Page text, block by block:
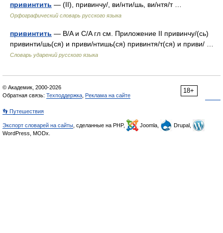
привинтить — (II), привинчу/, ви/нти/шь, ви/нтя/т …
Орфографический словарь русского языка
привинтить — B/A и C/A гл см. Приложение II привинчу/(сь)
привинти/шь(ся) и приви/нтишь(ся) привинтя/т(ся) и приви/ …
Словарь ударений русского языка
18+
© Академик, 2000-2026
Обратная связь: Техподдержка Реклама на сайте
👣 Путешествия
Экспорт словарей на сайты , сделанные на PHP, Joomla,
Drupal,
WordPress, MODx.